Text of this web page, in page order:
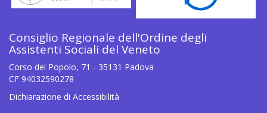
Consiglio Regionale dell'Ordine degli
Assistenti Sociali del Veneto
Corso del Popolo, 71 - 35131 Padova
CF 94032590278
Dichiarazione di Accessibilità